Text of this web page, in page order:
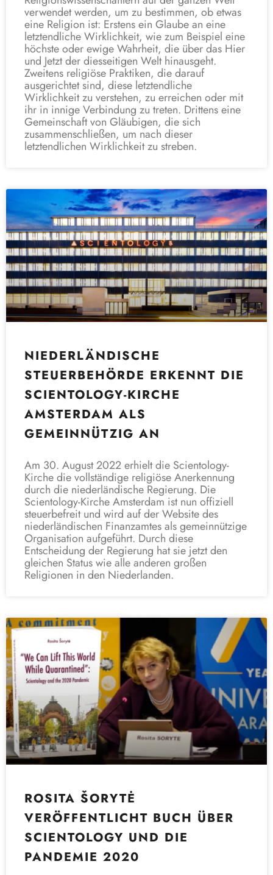
verwendet werden, um zu bestimmen, ob etwas
eine Religion ist: Erstens ein Glaube an eine
letztendliche Wirklichkeit, wie zum Beispiel eine
höchste oder ewige Wahrheit, die über das Hier
und Jetzt der diesseitigen Welt hinausgeht.
Zweitens religiöse Praktiken, die darauf
ausgerichtet sind, diese letztendliche
Wirklichkeit zu verstehen, zu erreichen oder mit
ihr in innige Verbindung zu treten. Drittens eine
Gemeinschaft von Gläubigen, die sich
zusammenschließen, um nach dieser
letztendlichen Wirklichkeit zu streben.
NIEDERLÄNDISCHE
STEUERBEHÖRDE ERKENNT DIE
SCIENTOLOGY-KIRCHE
AMSTERDAM ALS
GEMEINNÜTZIG AN
Am 30. August 2022 erhielt die Scientology-
Kirche die vollständige religiöse Anerkennung
durch die niederländische Regierung. Die
Scientology-Kirche Amsterdam ist nun offiziell
steuerbefreit und wird auf der Website des
niederländischen Finanzamtes als gemeinnützige
Organisation aufgeführt. Durch diese
Entscheidung der Regierung hat sie jetzt den
gleichen Status wie alle anderen großen
Religionen in den Niederlanden.
ROSITA ŠORYTĖ
VERÖFFENTLICHT BUCH ÜBER
SCIENTOLOGY UND DIE
PANDEMIE 2020